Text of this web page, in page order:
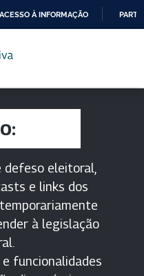
ACESSO À INFORMAÇÃO
defeso eleitoral,
e links dos
à legislação
funcionalidades